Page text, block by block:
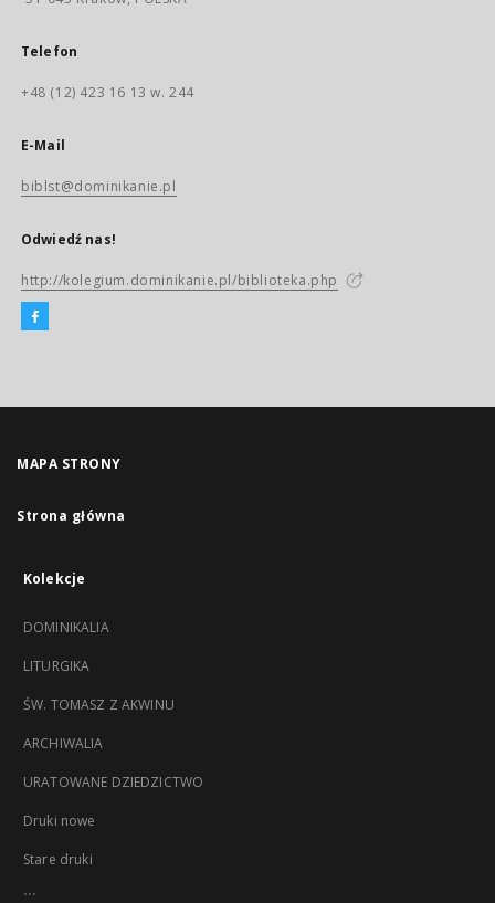
Telefon
+48 (12) 423 16 13 w. 244
E-Mail
biblst@dominikanie.pl
Odwiedź nas!
http://kolegium.dominikanie.pl/biblioteka.php
MAPA STRONY
Strona główna
Kolekcje
DOMINIKALIA
LITURGIKA
ŚW. TOMASZ Z AKWINU
ARCHIWALIA
URATOWANE DZIEDZICTWO
Druki nowe
Stare druki
...